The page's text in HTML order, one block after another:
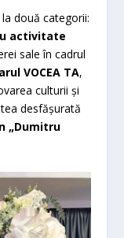
două categorii:
activitate
sale în cadrul
VOCEA TA,
culturii și
desfășurată
„Dumitru